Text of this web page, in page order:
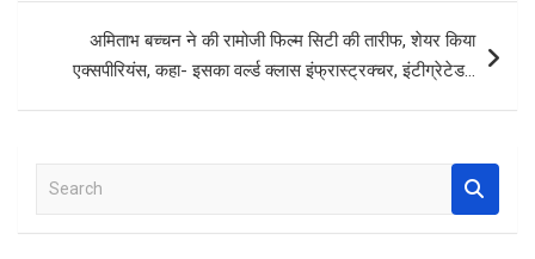
k
p
अमिताभ बच्चन ने की रामोजी फिल्म सिटी की तारीफ, शेयर किया
एक्सपीरियंस, कहा- इसका वर्ल्ड क्लास इंफ्रास्ट्रक्चर, इंटीग्रेटेड…
a